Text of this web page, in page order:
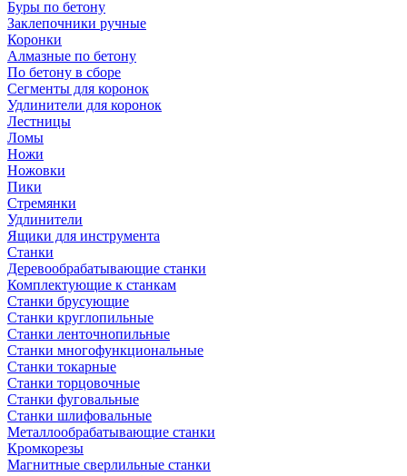
Буры по бетону
Заклепочники ручные
Коронки
Алмазные по бетону
По бетону в сборе
Сегменты для коронок
Удлинители для коронок
Лестницы
Ломы
Ножи
Ножовки
Пики
Стремянки
Удлинители
Ящики для инструмента
Станки
Деревообрабатывающие станки
Комплектующие к станкам
Станки брусующие
Станки круглопильные
Станки ленточнопильные
Станки многофункциональные
Станки токарные
Станки торцовочные
Станки фуговальные
Станки шлифовальные
Металлообрабатывающие станки
Кромкорезы
Магнитные сверлильные станки